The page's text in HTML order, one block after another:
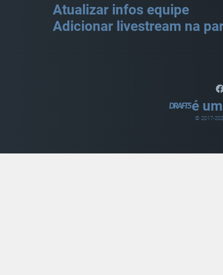
Atualizar infos equipe
Adicionar livestream na
é
© 2017-